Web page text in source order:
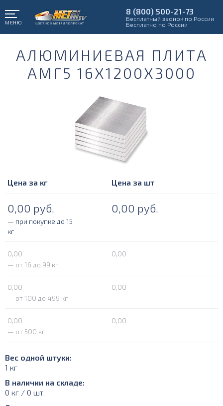
МЕНЮ
8 (800) 500-21-73
Бесплатный звонок по России
Бесплатно по России
АЛЮМИНИЕВАЯ ПЛИТА
АМГ5 16Х1200Х3000
Цена за кг Цена за шт
0,00 руб. 0,00 руб.
— при покупке до 15
кг
0,00
0,00
— от 16 до 99 кг
0,00
0,00
— от 100 до 499 кг
0,00
0,00
— от 500 кг
Вес одной штуки:
1 кг
В наличии на складе:
0 кг / 0 шт.